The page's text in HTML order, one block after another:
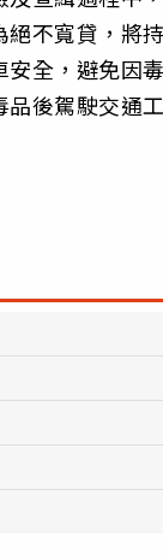
絕不寬貸，將
安全，避免因
品後駕駛交通